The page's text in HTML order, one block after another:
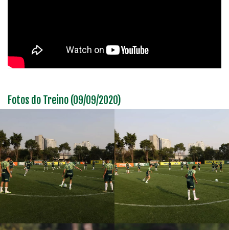
Fotos do Treino (09/09/2020)